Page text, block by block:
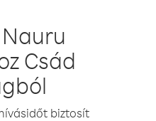
Csád
biztosít